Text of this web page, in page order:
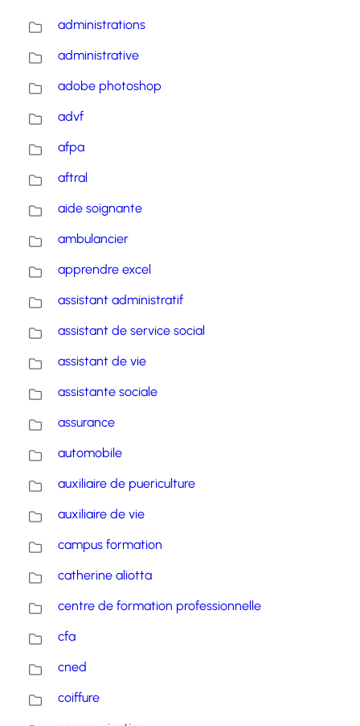
administrations
administrative
adobe photoshop
advf
afpa
aftral
aide soignante
ambulancier
apprendre excel
assistant administratif
assistant de service social
assistant de vie
assistante sociale
assurance
automobile
auxiliaire de puericulture
auxiliaire de vie
campus formation
catherine aliotta
centre de formation professionnelle
cfa
cned
coiffure